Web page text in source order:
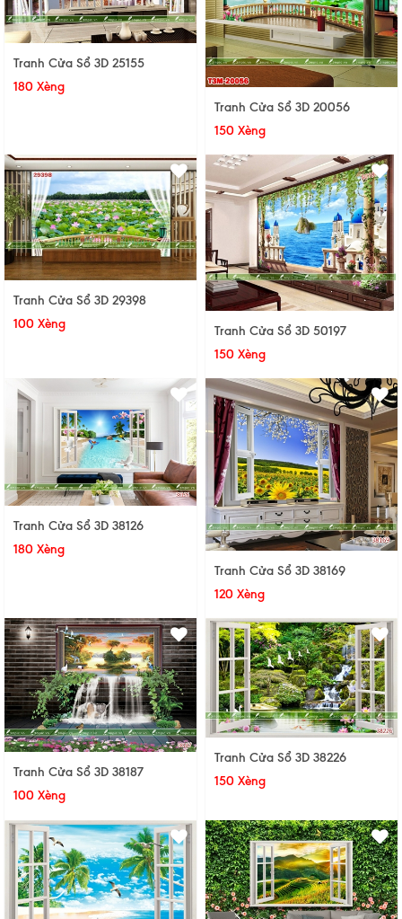
Tranh Cửa Sổ 3D 25155
180 Xèng
Tranh Cửa Sổ 3D 20056
150 Xèng
Tranh Cửa Sổ 3D 29398
100 Xèng
Tranh Cửa Sổ 3D 50197
150 Xèng
Tranh Cửa Sổ 3D 38126
180 Xèng
Tranh Cửa Sổ 3D 38169
120 Xèng
Tranh Cửa Sổ 3D 38187
100 Xèng
Tranh Cửa Sổ 3D 38226
150 Xèng